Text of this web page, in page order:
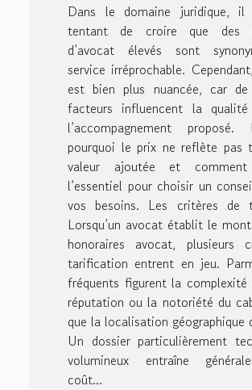
Dans le domaine juridique,
tentant de croire que des
d’avocat élevés sont
service irréprochable.
est bien plus nuancée, car de
facteurs influencent la
l’accompagnement proposé.
pourquoi le prix ne reflète pas
valeur ajoutée et comment
l’essentiel pour choisir un
vos besoins. Les critères de
Lorsqu’un avocat établit le
honoraires avocat, plusieurs
tarification entrent en jeu.
fréquents figurent la complexité
réputation ou la notoriété du
que la localisation géographique
Un dossier particulièrement
volumineux entraîne
coût...